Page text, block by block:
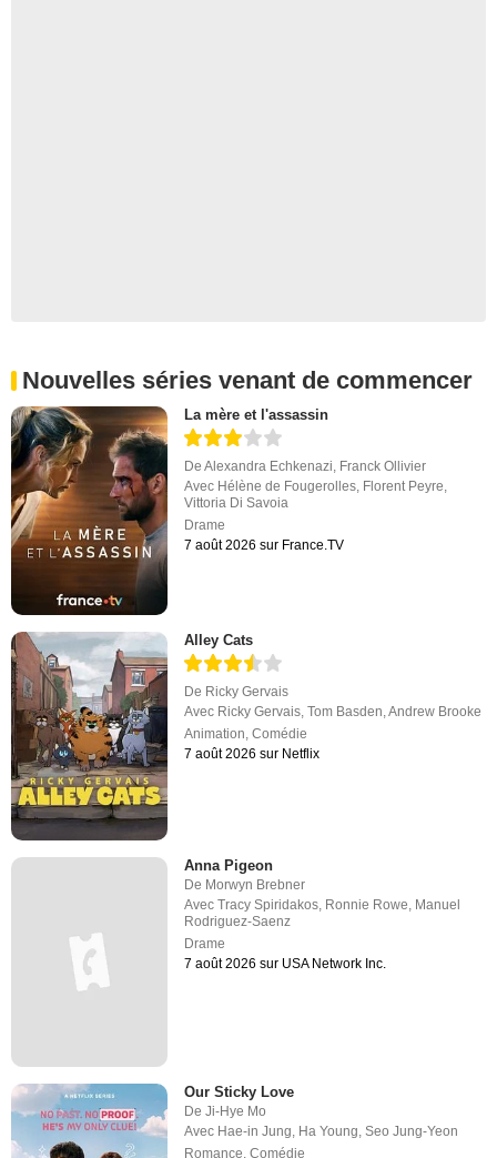
Nouvelles séries venant de commencer
La mère et l'assassin
DeAlexandra Echkenazi Franck Ollivier
Avec Hélène de Fougerolles Florent Peyre
Vittoria Di Savoia
Drame
7 août 2026 sur France.TV
Alley Cats
De Ricky Gervais
Avec Ricky Gervais,Tom Basden,Andrew Brooke
Animation,Comédie
7 août 2026 sur Netflix
Anna Pigeon
De Morwyn Brebner
AvecTracy Spiridakos, Ronnie Rowe, Manuel
Rodriguez-Saenz
Drame
7 août 2026 sur USA Network Inc.
Our Sticky Love
DeJi-Hye Mo
Avec Hae-in Jung Ha Young ,Seo Jung-Yeon
Romance ,Comédie